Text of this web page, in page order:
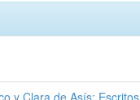
y Clara de Asís: Escritos